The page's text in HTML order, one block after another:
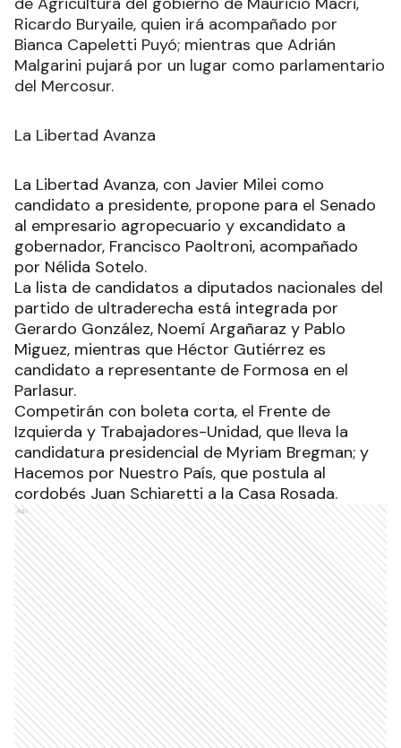
Ricardo Buryaile, quien irá acompañado por
Bianca Capeletti Puyó; mientras que Adrián
Malgarini pujará por un lugar como parlamentario
del Mercosur.
La Libertad Avanza
La Libertad Avanza, con Javier Milei como
candidato a presidente, propone para el Senado
al empresario agropecuario y excandidato a
gobernador, Francisco Paoltroni, acompañado
por Nélida Sotelo.
La lista de candidatos a diputados nacionales del
partido de ultraderecha está integrada por
Gerardo González, Noemí Argañaraz y Pablo
Miguez, mientras que Héctor Gutiérrez es
candidato a representante de Formosa en el
Parlasur.
Competirán con boleta corta, el Frente de
Izquierda y Trabajadores-Unidad, que lleva la
candidatura presidencial de Myriam Bregman; y
Hacemos por Nuestro País, que postula al
cordobés Juan Schiaretti a la Casa Rosada.
Ads